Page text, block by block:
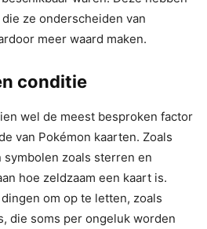
ze onderscheiden van
meer waard maken.
conditie
wel de meest besproken factor
van Pokémon kaarten. Zoals
zoals sterren en
hoe zeldzaam een kaart is.
om op te letten, zoals
die soms per ongeluk worden